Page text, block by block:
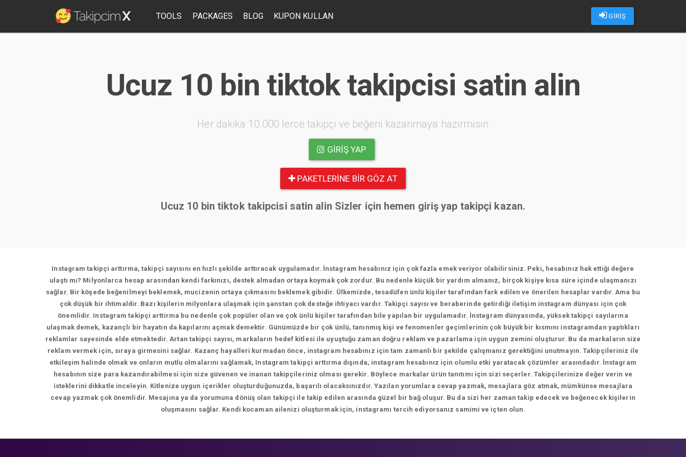
GİRİŞ
TOOLS PACKAGES BLOG KUPON KULLAN
Ucuz 10 bin tiktok takipcisi satin alin
Her dakika 10.000 lerce takipçi ve beğeni kazanmaya hazırmısın
GIRIŞ YAP
PAKETLERINE BIR GÖZ AT
Ucuz 10 bin tiktok takipcisi satin alin Sizler için hemen giriş yap takipçi kazan.
Instagram takipçi arttırma, takipçi sayısını en hızlı şekilde arttıracak uygulamadır. İnstagram hesabınız için çok fazla emek veriyor olabilirsiniz. Peki, hesabınız hak ettiği değere
ulaştı mı? Milyonlarca hesap arasından kendi farkınızı, destek almadan ortaya koymak çok zordur. Bu nedenle küçük bir yardım almanız, birçok kişiye kısa süre içinde ulaşmanızı
sağlar. Bir köşede beğenilmeyi beklemek, mucizenin ortaya çıkmasını beklemek gibidir. Ülkemizde, tesadüfen ünlü kişiler tarafından fark edilen ve önerilen hesaplar vardır. Ama bu
çok düşük bir ihtimaldir. Bazı kişilerin milyonlara ulaşmak için şanstan çok desteğe ihtiyacı vardır. Takipçi sayısı ve beraberinde getirdiği iletişim instagram dünyası için çok
önemlidir. Instagram takipçi arttirma bu nedenle çok popüler olan ve çok ünlü kişiler tarafından bile yapılan bir uygulamadır. İnstagram dünyasında, yüksek takipçi sayılarına
ulaşmak demek, kazançlı bir hayatın da kapılarını açmak demektir. Günümüzde bir çok ünlü, tanınmış kişi ve fenomenler geçimlerinin çok büyük bir kısmını instagramdan yaptıkları
reklamlar sayesinde elde etmektedir. Artan takipçi sayısı, markaların hedef kitlesi ile uyuştuğu zaman doğru reklam ve pazarlama için uygun zemini oluşturur. Bu da markaların size
reklam vermek için, sıraya girmesini sağlar. Kazanç hayalleri kurmadan önce, instagram hesabınız için tam zamanlı bir şekilde çalışmanız gerektiğini unutmayın. Takipçileriniz ile
etkileşim halinde olmak ve onların mutlu olmalarını sağlamak, Instagram takipçi arttırma dışında, instagram hesabınız için olumlu etki yaratacak çözümler arasındadır. İnstagram
hesabının size para kazandırabilmesi için size güvenen ve inanan takipçileriniz olması gerekir. Böylece markalar ürün tanıtımı için sizi seçerler. Takipçilerinize değer verin ve
isteklerini dikkatle inceleyin. Kitlenize uygun içerikler oluşturduğunuzda, başarılı olacaksınızdır. Yazılan yorumlara cevap yazmak, mesajlara göz atmak, mümkünse mesajlara
cevap yazmak çok önemlidir. Mesajına ya da yorumuna dönüş olan takipçi ile takip edilen arasında güzel bir bağ oluşur. Bu da sizi her zaman takip edecek ve beğenecek kişilerin
oluşmasını sağlar. Kendi kocaman ailenizi oluşturmak için, instagramı tercih ediyorsanız samimi ve içten olun.